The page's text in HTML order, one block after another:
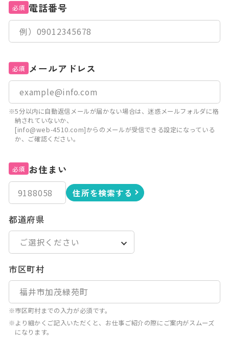
必須 電話番号
必須 メールアドレス
※5分以内に自動返信メールが届かない場合は、迷惑メールフォルダに格
納されていないか、
[info@web-4510.com]からのメールが受信できる設定になっている
か、ご確認ください。
必須 お住まい
住所を検索する
都道府県
市区町村
※市区町村までの入力が必須です。
※より細かくご記入いただくと、お仕事ご紹介の際にご案内がスムーズ
になります。